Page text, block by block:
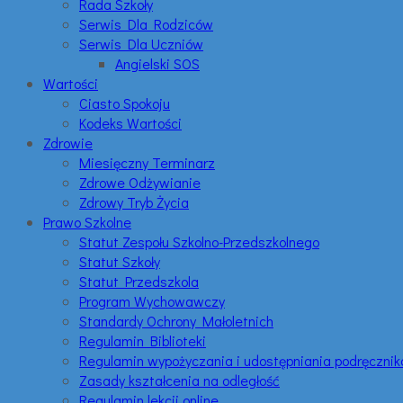
Rada Szkoły
Serwis Dla Rodziców
Serwis Dla Uczniów
Angielski SOS
Wartości
Ciasto Spokoju
Kodeks Wartości
Zdrowie
Miesięczny Terminarz
Zdrowe Odżywianie
Zdrowy Tryb Życia
Prawo Szkolne
Statut Zespołu Szkolno-Przedszkolnego
Statut Szkoły
Statut Przedszkola
Program Wychowawczy
Standardy Ochrony Małoletnich
Regulamin Biblioteki
Regulamin wypożyczania i udostępniania
Zasady kształcenia na odległość